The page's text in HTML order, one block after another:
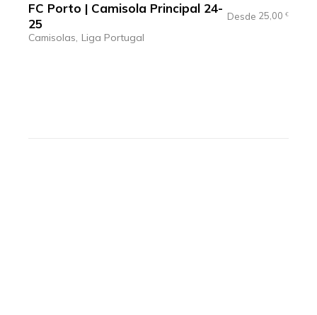
FC Porto | Camisola Principal 24-
25
Desde 25,00 €
Camisolas Liga Portugal